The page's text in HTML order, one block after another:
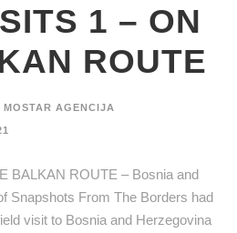
1 – ON
ROUTE
MOSTAR AGENCIJA
BALKAN ROUTE – Bosnia and
Snapshots From The Borders had
visit to Bosnia and Herzegovina